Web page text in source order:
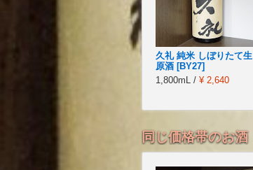
久礼 純米 しぼりたて生
原酒 [BY27]
1,800mL / ¥ 2,640
同じ価格帯のお酒